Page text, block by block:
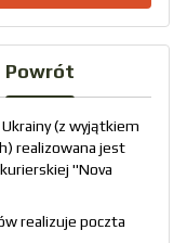
Powrót
(z wyjątkiem
realizowana jest
"Nova
realizuje poczta